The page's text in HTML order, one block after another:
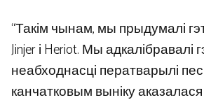
“Такім чынам, мы прыдумалі
Jinjer і Heriot. Мы адкалібравалі
неабходнасці ператварылі
канчатковым выніку